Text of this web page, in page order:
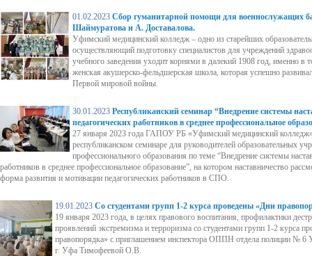
01.02.2023 Сбор гуманитарной помощи для военнослужащих
Шаймуратова и А. Доставалова.
Уфимский медицинский колледж – одно из старейших
осуществляющий подготовку специалистов для учреждений
учебного заведения уходит корнями в далекий 1908 год, именно в
женская акушерско-фельдшерская школа, которая успешно
Первой мировой войны.
30.01.2023 Республиканский семинар “Внедрение системы
педагогических работников в среднее профессиональное
27 января 2023 года ГАПОУ РБ «Уфимский медицинский колледж»
республиканском семинаре для руководителей образовательных
профессионального образования по теме “Внедрение системы
работников в среднее профессиональное образование”, на котором наставничество
форма развития и мотивации педагогических работников в СПО.
19.01.2023 Со студентами групп 1-2 курса проведены «Дни
19 января 2023 года, в целях правового воспитания, профилактики
проявлений экстремизма и терроризма со студентами групп 1-2 курса
правопорядка» с приглашением инспектора ОППН отдела полиции №
г. Уфа Тимофеевой О.В.